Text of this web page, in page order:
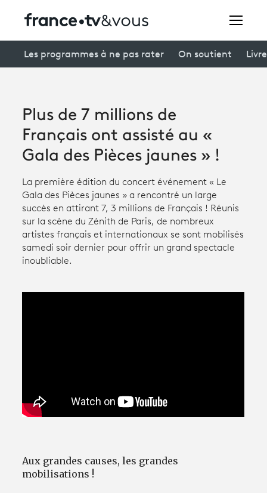
Creators
À la une
Participer et assister à une émission
À votre écoute
Productions et innovation
Les programmes à ne pas rater On soutient
Plus de 7 millions de
Français ont assisté au «
Gala des Pièces jaunes » !
La première édition du concert événement « Le
Gala des Pièces jaunes » a rencontré un large
succès en attirant 7, 3 millions de Français ! Réunis
sur la scène du Zénith de Paris, de nombreux
artistes français et internationaux se sont mobilisés
samedi soir dernier pour offrir un grand spectacle
inoubliable.
Aux grandes causes, les grandes
mobilisations !